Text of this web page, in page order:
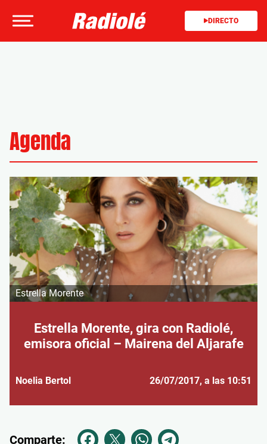
DIRECTO
Agenda
Estrella Morente
Estrella Morente, gira con Radiolé,
emisora oficial – Mairena del Aljarafe
Noelia Bertol 26/07/2017, a las 10:51
Comparte: